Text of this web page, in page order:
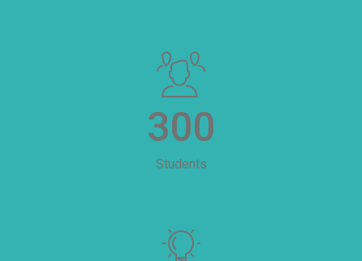
300
Students